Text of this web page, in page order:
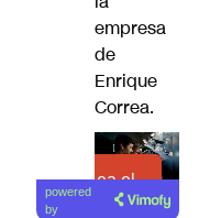
empresa
de
Enrique
Correa.
Lea el
artículo
powered
by